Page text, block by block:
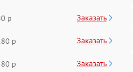
р Заказать
р Заказать
р Заказать